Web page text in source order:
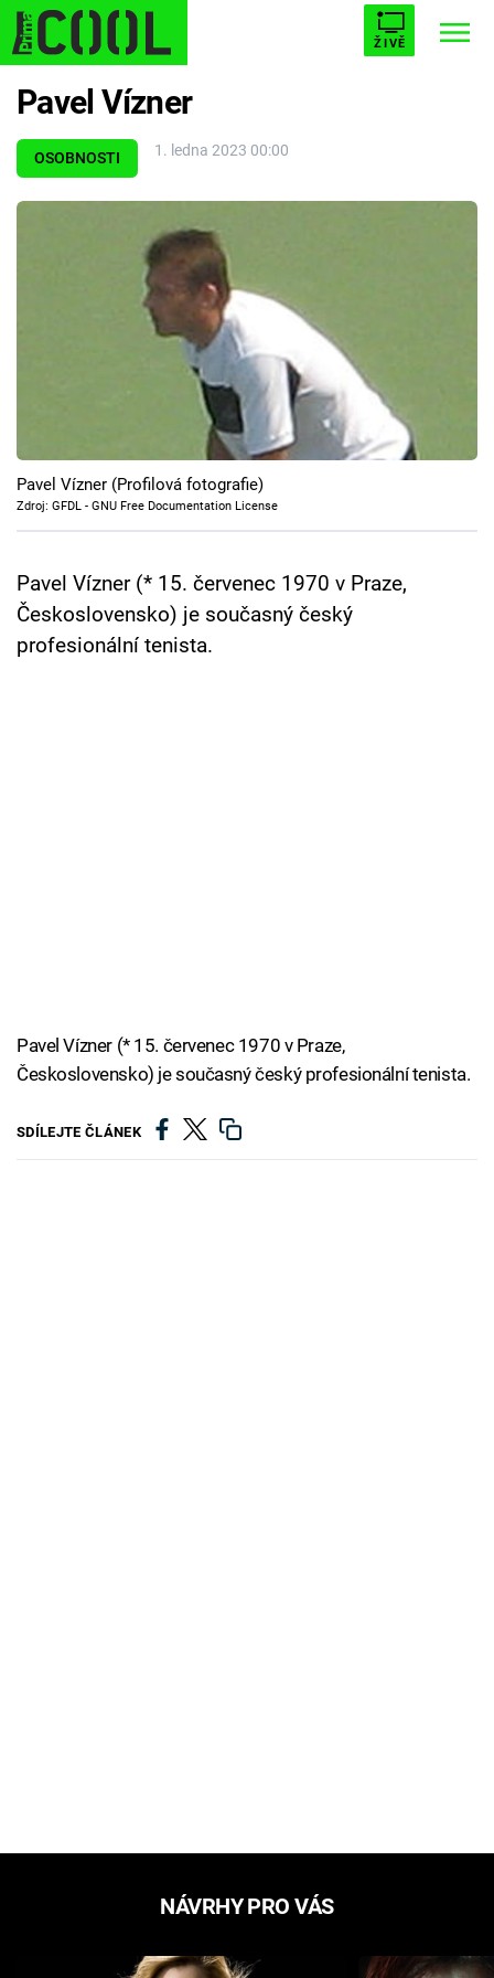
ŽIVĚ
Trendy: STARHOUSE
ESCAPE PLNEJ KOTEL AVENGERS 5
Hry
Cool Esport
Pořady
TV Program
OSOBNOSTI 1. ledna 2023 00:00
Pavel Vízner
Pavel Vízner (Profilová fotografie)
Zdroj: GFDL - GNU Free Documentation License
Pavel Vízner (* 15. červenec 1970 v Praze,
Československo) je současný český
profesionální tenista.
Pavel Vízner (* 15. červenec 1970 v Praze,
Československo) je současný český profesionální tenista.
SDÍLEJTE ČLÁNEK
NÁVRHY PRO VÁS